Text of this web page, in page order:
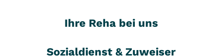
Ihre Reha bei uns
Sozialdienst & Zuweiser